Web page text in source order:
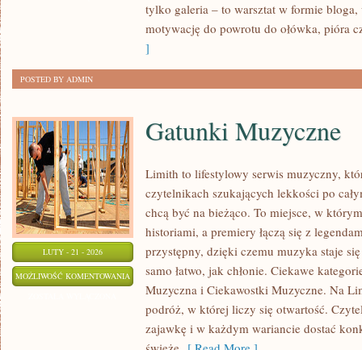
TEORIA
BARW
tylko galeria – to warsztat w formie
motywację do powrotu do ołówka, pióra
]
POSTED BY ADMIN
LUTY - 21 - 2026
MOŻLIWOŚĆ KOMENTOWANIA GATUNKI
MUZYCZNE
Gatunki Muzyczne
Limith to lifestylowy serwis muzyczny,
czytelnikach szukających lekkości po
chcą być na bieżąco. To miejsce, w
historiami, a premiery łączą się z
przystępny, dzięki czemu muzyka staje
samo łatwo, jak chłonie. Ciekawe
Muzyczna i Ciekawostki Muzyczne. Na
podróż, w której liczy się otwartość.
zajawkę i w każdym wariancie dostać